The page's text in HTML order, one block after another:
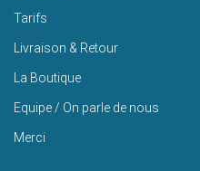
Tarifs
Livraison & Retour
La Boutique
Equipe / On parle de nous
Merci